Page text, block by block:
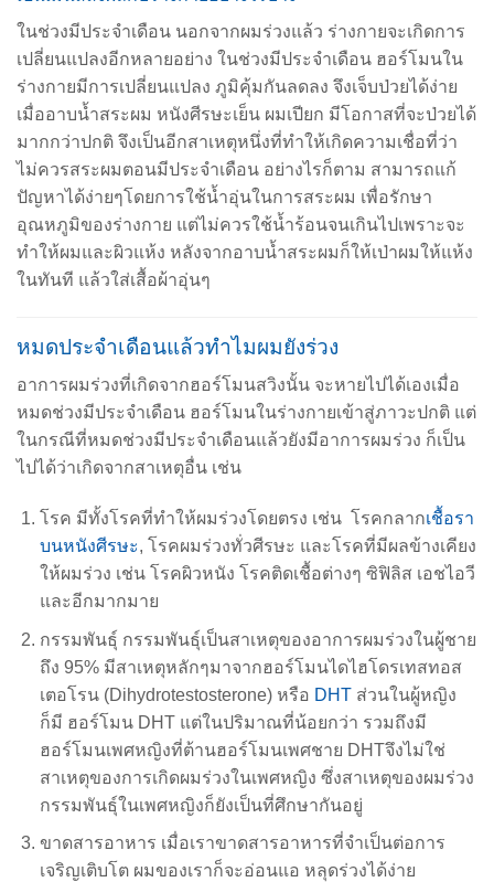
ในช่วงมีประจำเดือน นอกจากผมร่วงแล้ว ร่างกายจะเกิดการ
เปลี่ยนแปลงอีกหลายอย่าง ในช่วงมีประจำเดือน ฮอร์โมนใน
ร่างกายมีการเปลี่ยนแปลง ภูมิคุ้มกันลดลง จึงเจ็บป่วยได้ง่าย
เมื่ออาบน้ำสระผม หนังศีรษะเย็น ผมเปียก มีโอกาสที่จะป่วยได้
มากกว่าปกติ จึงเป็นอีกสาเหตุหนึ่งที่ทำให้เกิดความเชื่อที่ว่า
ไม่ควรสระผมตอนมีประจำเดือน อย่างไรก็ตาม สามารถแก้
ปัญหาได้ง่ายๆโดยการใช้น้ำอุ่นในการสระผม เพื่อรักษา
อุณหภูมิของร่างกาย แต่ไม่ควรใช้น้ำร้อนจนเกินไปเพราะจะ
ทำให้ผมและผิวแห้ง หลังจากอาบน้ำสระผมก็ให้เป่าผมให้แห้ง
ในทันที แล้วใส่เสื้อผ้าอุ่นๆ
หมดประจำเดือนแล้วทำไมผมยังร่วง
อาการผมร่วงที่เกิดจากฮอร์โมนสวิงนั้น จะหายไปได้เองเมื่อ
หมดช่วงมีประจำเดือน ฮอร์โมนในร่างกายเข้าสู่ภาวะปกติ แต่
ในกรณีที่หมดช่วงมีประจำเดือนแล้วยังมีอาการผมร่วง ก็เป็น
ไปได้ว่าเกิดจากสาเหตุอื่น เช่น
โรค มีทั้งโรคที่ทำให้ผมร่วงโดยตรง เช่น โรคกลากเชื้อรา
บนหนังศีรษะ, โรคผมร่วงทั่วศีรษะ และโรคที่มีผลข้างเคียง
ให้ผมร่วง เช่น โรคผิวหนัง โรคติดเชื้อต่างๆ ซิฟิลิส เอชไอวี
และอีกมากมาย
กรรมพันธุ์ กรรมพันธุ์เป็นสาเหตุของอาการผมร่วงในผู้ชาย
ถึง 95% มีสาเหตุหลักๆมาจากฮอร์โมนไดไฮโดรเทสทอส
เตอโรน (Dihydrotestosterone) หรือ DHTส่วนในผู้หญิง
ก็มี ฮอร์โมน DHT แต่ในปริมาณที่น้อยกว่า รวมถึงมี
ฮอร์โมนเพศหญิงที่ต้านฮอร์โมนเพศชาย DHTจึงไม่ใช่
สาเหตุของการเกิดผมร่วงในเพศหญิง ซึ่งสาเหตุของผมร่วง
กรรมพันธุ์ในเพศหญิงก็ยังเป็นที่ศึกษากันอยู่
ขาดสารอาหาร เมื่อเราขาดสารอาหารที่จำเป็นต่อการ
เจริญเติบโต ผมของเราก็จะอ่อนแอ หลุดร่วงได้ง่าย